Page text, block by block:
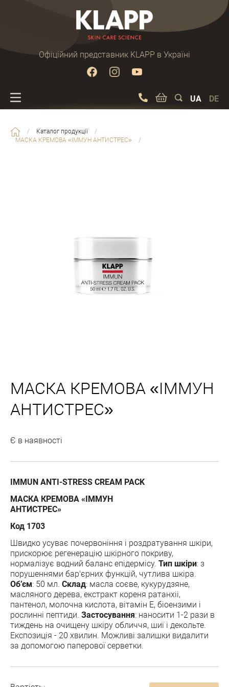
Офіційний представник KLAPP в Україні
UA DE
/ Каталог продукції
/
МАСКА КРЕМОВА «ІММУН АНТИСТРЕС»
/
МАСКА КРЕМОВА «ІММУН
АНТИСТРЕС»
Є в наявності
IMMUN ANTI-STRESS CREAM PACK
МАСКА КРЕМОВА «ІММУН
АНТИСТРЕС»
Код 1703
Швидко усуває почервоніння і роздратування шкіри,
прискорює регенерацію шкірного покриву,
нормалізує водний баланс епідермісу. Тип шкіри: з
порушеннями бар'єрних функцій, чутлива шкіра.
Об’єм: 50 мл. Склад: масла соєве, кукурудзяне,
масляного дерева, екстракт кореня ратанхіі,
пантенол, молочна кислота, вітамін Е, біоензими і
рослинні пептиди. Застосування: наносити 1-2 рази в
тиждень на очищену шкіру обличчя, шиї і декольте.
Експозиція - 20 хвилин. Можливі залишки видалити
за допомогою паперової серветки.